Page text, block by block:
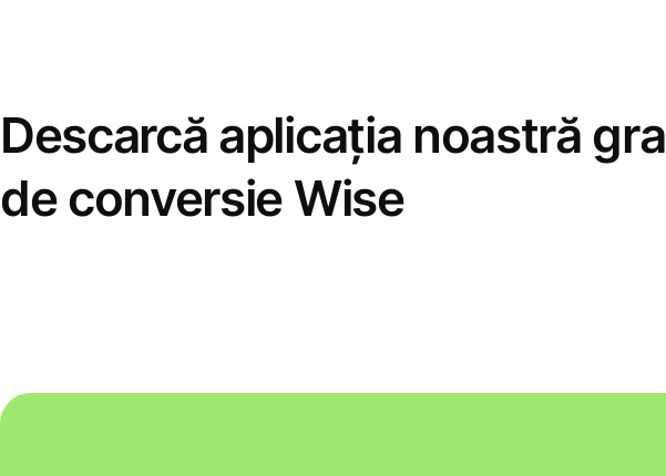
Descarcă aplicația noastră
de conversie Wise